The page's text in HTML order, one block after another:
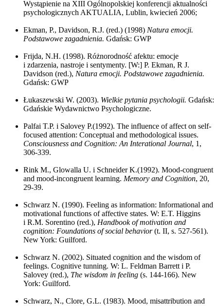
Wystąpienie na XIII Ogólnopolskiej konferencji aktualności
psychologicznych AKTUALIA, Lublin, kwiecień 2006;
Ekman, P., Davidson, R.J. (red.) (1998) Natura emocji.
Podstawowe zagadnienia. Gdańsk: GWP
Frijda, N.H. (1998). Różnorodność afektu: emocje
i zdarzenia, nastroje i sentymenty. [W:] P. Ekman, R J.
Davidson (red.), Natura emocji. Podstawowe zagadnienia.
Gdańsk: GWP
Łukaszewski W. (2003). Wielkie pytania psychologii. Gdańsk:
Gdańskie Wydawnictwo Psychologiczne.
Palfai T.P. i Salovey P.(1992). The influence of affect on self-
focused attention: Conceptual and methodological issues.
Consciousness and Cognition: An Interational Journal, 1,
306-339.
Rink M., Glowalla U. i Schneider K.(1992). Mood-congruent
and mood-incongruent learning. Memory and Cognition, 20,
29-39.
Schwarz N. (1990). Feeling as information: Informational and
motivational functions of affective states. W: E.T. Higgins
i R.M. Sorentino (red.), Handbook of motivation and
cognition: Foundations of social behavior(t. II, s. 527-561).
New York: Guilford.
Schwarz N. (2002). Situated cognition and the wisdom of
feelings. Cognitive tunning. W: L. Feldman Barrett i P.
Salovey (red.), The wisdom in feeling (s. 144-166). New
York: Guilford.
Schwarz, N., Clore, G.L. (1983). Mood, misattribution and